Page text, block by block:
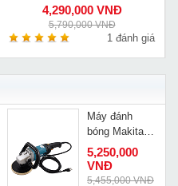
4,290,000 VNĐ
5,790,000 VNĐ
1 đánh giá
Máy đánh
bóng Makita
9227C
5,250,000
VNĐ
5,455,000 VNĐ